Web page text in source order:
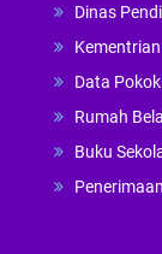
Dinas
Data
Rumah
Buku